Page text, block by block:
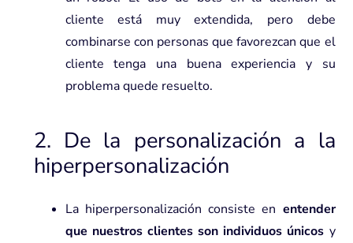
cliente está muy extendida, pero debe
combinarse con personas que favorezcan que el
cliente tenga una buena experiencia y su
problema quede resuelto.
2. De la personalización a la
hiperpersonalización
La hiperpersonalización consiste en entender
que nuestros clientes son individuos únicos y